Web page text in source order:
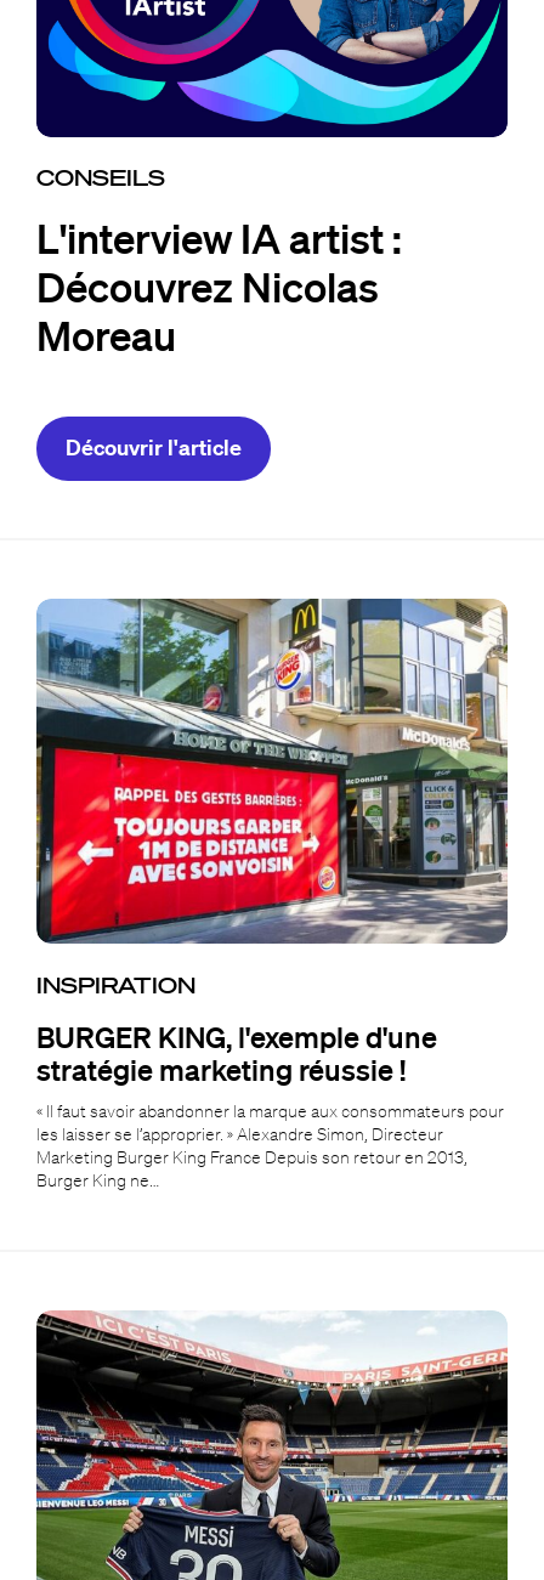
CONSEILS
L'interview IA artist :
Découvrez Nicolas
Moreau
Découvrir l'article
INSPIRATION
BURGER KING, l'exemple d'une
stratégie marketing réussie !
« Il faut savoir abandonner la marque aux consommateurs pour
les laisser se l’approprier. » Alexandre Simon, Directeur
Marketing Burger King France Depuis son retour en 2013,
Burger King ne…